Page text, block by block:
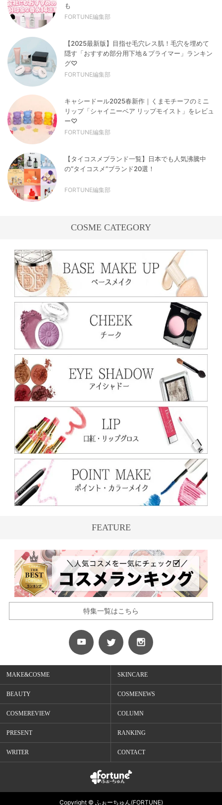
も
FORTUNE編集部
【2025最新版】目指せ毛穴レス肌！毛穴を埋めて
隠す「おすすめ部分用下地＆プライマー」ランキン
グ♡
FORTUNE編集部
キャシードール2025春新作｜くまモチーフのミニ
リップ「シャイニーベア リップモイスト」をレビュ
ー♡
FORTUNE編集部
【タイコスメブランド一覧】日本でも人気沸騰中
の“タイコスメ”ブランド20選！
FORTUNE編集部
COSME CATEGORY
FEATURE
特集一覧はこちら
MAKE&COSME SKINCARE
BEAUTY COSMENEWS
COSMEREVIEW COLUMN
PRESENT RANKING
WRITER CONTACT
Copyright © ふぉーちゅん(FORTUNE)